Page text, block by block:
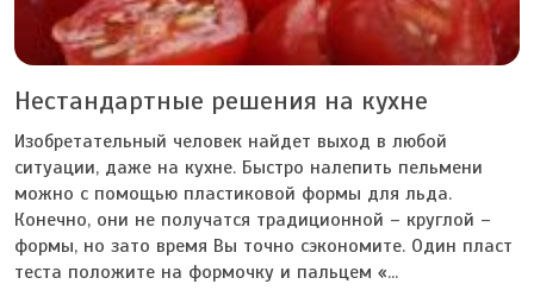
Нестандартные решения на кухне
Изобретательный человек найдет выход в любой
ситуации, даже на кухне. Быстро налепить пельмени
можно с помощью пластиковой формы для льда.
Конечно, они не получатся традиционной – круглой –
формы, но зато время Вы точно сэкономите. Один пласт
теста положите на формочку и пальцем «...